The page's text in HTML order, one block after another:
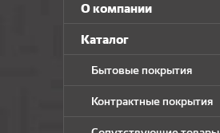
О компании
Каталог
Бытовые покрытия
Контрактные покрытия